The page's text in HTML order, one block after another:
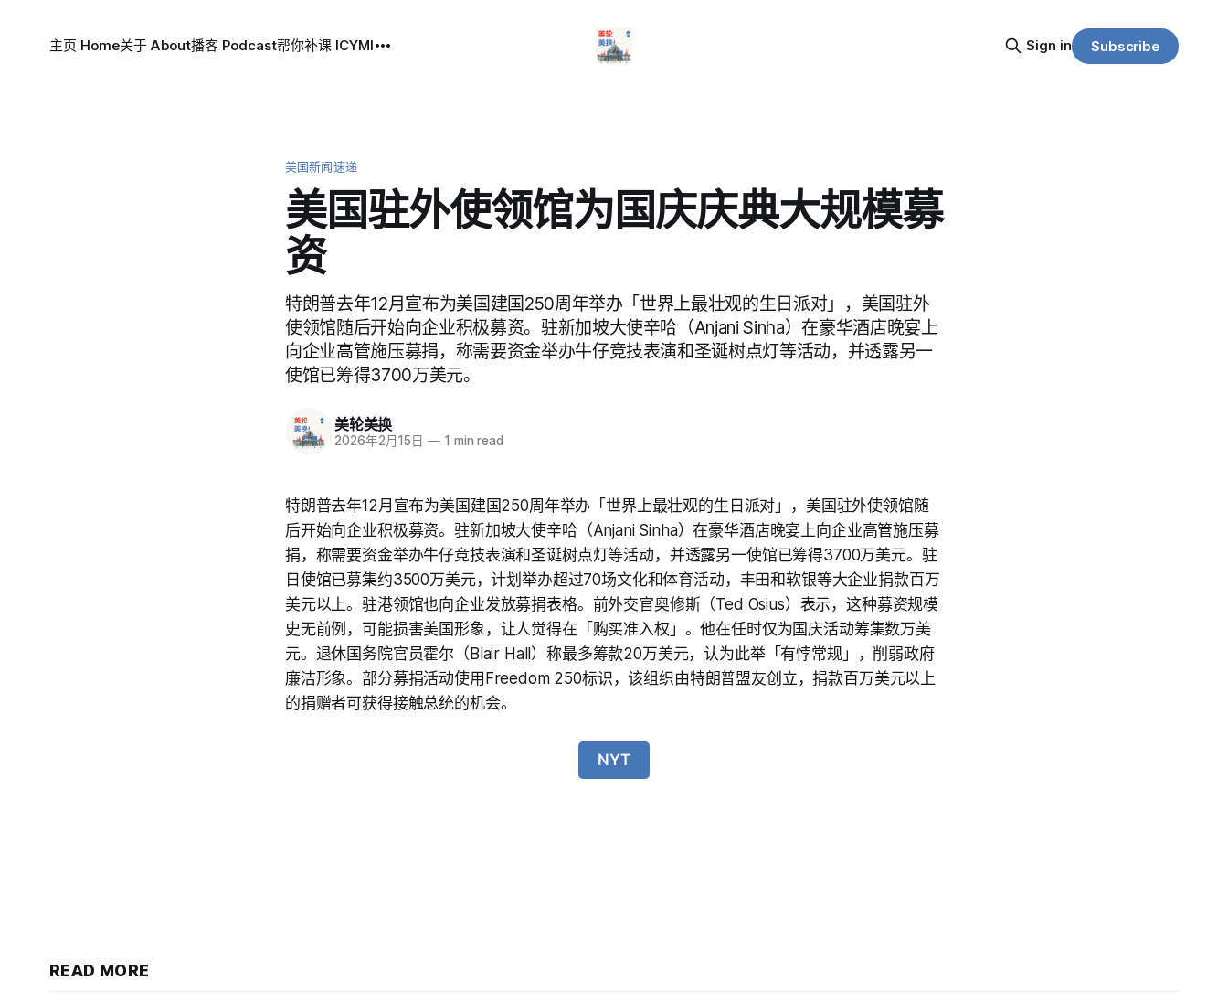
主页 Home关于 About播客 Podcast帮你补课 ICYMI Sign in Subscribe
美国新闻速递
美国驻外使领馆为国庆庆典大规模募
资
特朗普去年12月宣布为美国建国250周年举办「世界上最壮观的生日派对」，美国驻外
使领馆随后开始向企业积极募资。驻新加坡大使辛哈（Anjani Sinha）在豪华酒店晚宴上
向企业高管施压募捐，称需要资金举办牛仔竞技表演和圣诞树点灯等活动，并透露另一
使馆已筹得3700万美元。
美轮美换
2026年2月15日 — 1 min read
特朗普去年12月宣布为美国建国250周年举办「世界上最壮观的生日派对」，美国驻外使领馆随
后开始向企业积极募资。驻新加坡大使辛哈（Anjani Sinha）在豪华酒店晚宴上向企业高管施压募
捐，称需要资金举办牛仔竞技表演和圣诞树点灯等活动，并透露另一使馆已筹得3700万美元。驻
日使馆已募集约3500万美元，计划举办超过70场文化和体育活动，丰田和软银等大企业捐款百万
美元以上。驻港领馆也向企业发放募捐表格。前外交官奥修斯（Ted Osius）表示，这种募资规模
史无前例，可能损害美国形象，让人觉得在「购买准入权」。他在任时仅为国庆活动筹集数万美
元。退休国务院官员霍尔（Blair Hall）称最多筹款20万美元，认为此举「有悖常规」，削弱政府
廉洁形象。部分募捐活动使用Freedom 250标识，该组织由特朗普盟友创立，捐款百万美元以上
的捐赠者可获得接触总统的机会。
NYT
READ MORE